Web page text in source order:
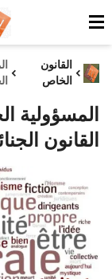
القانون
الخاص
المسؤولية
القانون